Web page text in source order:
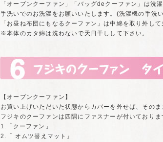
「オープンクーファン」「バッグdeクーファン」は洗
手洗いでのお洗濯をお願いいたします。(洗濯機の手洗
「お昼ね布団にもなるクーファン」は中綿を取り外し
※本体のカタ綿は洗わないで天日干しして下さい。
【オープンクーファン】
お買い上げいただいた状態からカバーを外せば、そのま
フジキのクーファンは四隅にファスナーが付いており
1.「クーファン」
2.「 オムツ替えマット」